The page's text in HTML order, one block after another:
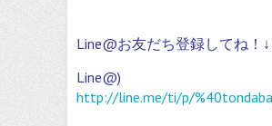
Line@お友だち登録してね！
Line@)
http://line.me/ti/p/